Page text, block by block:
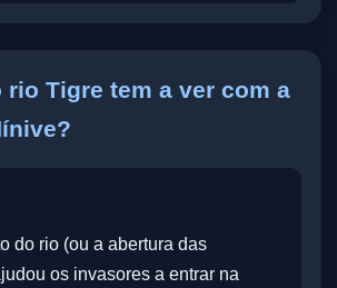
rio Tigre tem a ver com a
do rio (ou a abertura das
os invasores a entrar na